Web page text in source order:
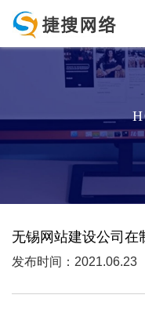
无锡网站建设公司在
发布时间：